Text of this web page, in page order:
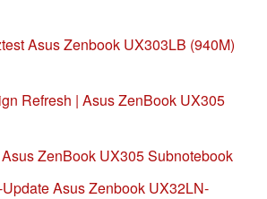
Asus Zenbook UX303LB (940M)
Refresh | Asus ZenBook UX305
ZenBook UX305 Subnotebook
Update Asus Zenbook UX32LN-